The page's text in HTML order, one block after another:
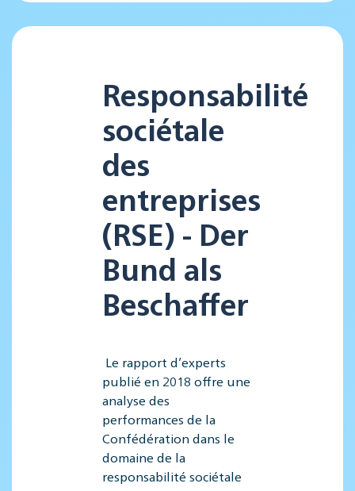
Responsabilité
sociétale
des
entreprises
(RSE) - Der
Bund als
Beschaffer
Le rapport d’experts
publié en 2018 offre une
analyse des
performances de la
Confédération dans le
domaine de la
responsabilité sociétale